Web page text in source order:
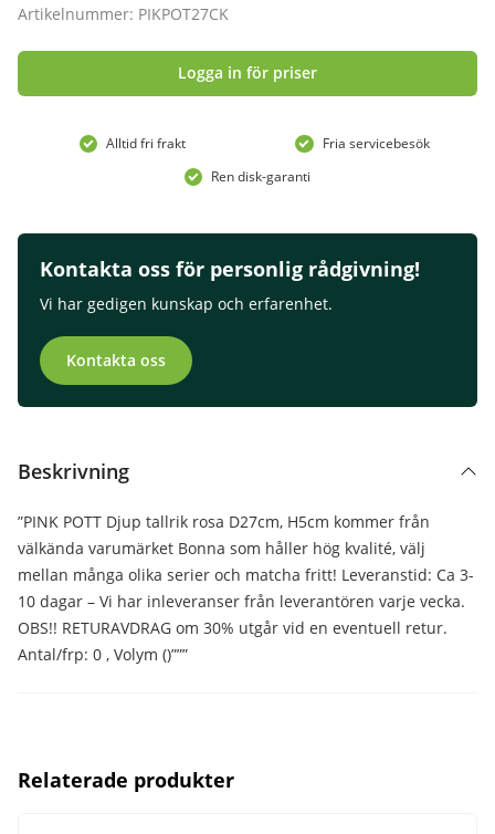
Artikelnummer: PIKPOT27CK
Logga in för priser
Alltid fri frakt
Fria servicebesök
Ren disk-garanti
Kontakta oss för personlig rådgivning!
Vi har gedigen kunskap och erfarenhet.
Kontakta oss
Beskrivning
”PINK POTT Djup tallrik rosa D27cm, H5cm kommer från
välkända varumärket Bonna som håller hög kvalité, välj
mellan många olika serier och matcha fritt! Leveranstid: Ca 3-
10 dagar – Vi har inleveranser från leverantören varje vecka.
OBS!! RETURAVDRAG om 30% utgår vid en eventuell retur.
Antal/frp: 0 , Volym ()”””
Relaterade produkter